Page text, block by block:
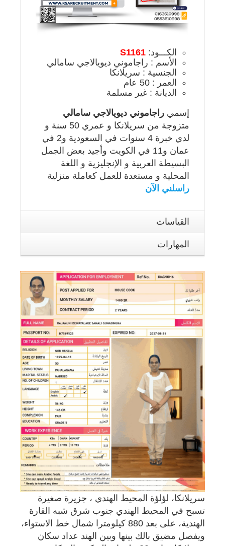
الكـــود: S1161
الأسم : راجاموني ديويالاجي سامالي
الجنسية : سريلانكا
العمر : 50 عام
الديانة : غير مسلمة
إسمي راجاموني ديويالاجي سامالي
متزوجة من سريلانكا و عمري 50 سنة و
لدي خبرة 4 سنوات في السعودية و2 في
عمان و11 في الكويت وأجيد بعض الجمل
البسيطة العربية و الإنجليزية و اللغة
المحلية و مستعدة للعمل كعاملة منزلية
راسلني الآن
القياسات
المهارات
سريلانكا، لؤلؤة المحيط الهندي ، جزيرة صغيرة
تسبح في المحيط الهندي جنوب شرق شبه القارة
الهندية، على بعد 880 كيلومترا شمال خط الاستواء،
ويفصل مضيق بالك بينها وبين الهند عداد سكان